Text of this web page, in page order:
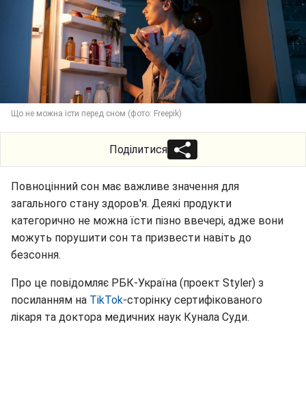
Що не можна їсти перед сном (фото: Freepik)
Поділитися
Повноцінний сон має важливе значення для
загального стану здоров'я. Деякі продукти
категорично не можна їсти пізно ввечері, адже вони
можуть порушити сон та призвести навіть до
безсоння.
Про це повідомляє РБК-Україна (проект Styler) з
посиланням на TikTok-сторінку сертифікованого
лікаря та доктора медичних наук Кунала Суди.